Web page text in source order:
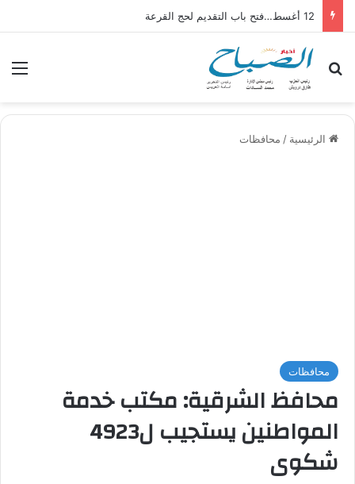
12 أغسط…فتح باب التقديم لحج القرعة
بحث عن
الرئيسية / محافظات
محافظات
محافظ الشرقية: مكتب خدمة
المواطنين يستجيب ل4923
شكوى